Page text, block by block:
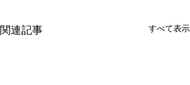
関連記事 すべて表示